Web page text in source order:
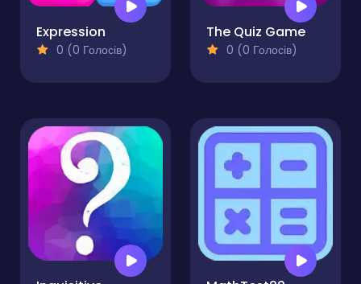
Expression
0 (0 Голосів)
The Quiz Game
0 (0 Голосів)